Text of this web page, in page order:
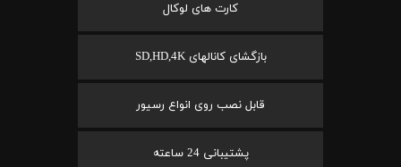
کارت های لوکال
بازگشای کانالهای SD,HD,4K
قابل نصب روی انواع رسیور
پشتیبانی 24 ساعته